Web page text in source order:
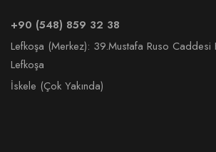
+90 (548) 859 32 38
Lefkoşa (Merkez): 39.Mustafa Ruso Caddesi
Lefkoşa
İskele (Çok Yakında)